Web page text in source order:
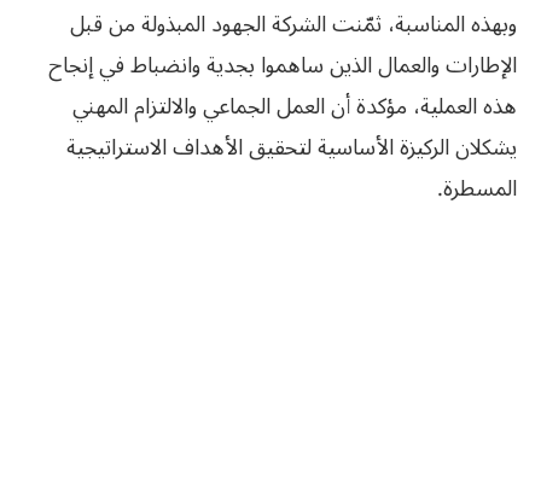
وبهذه المناسبة، ثمّنت الشركة الجهود المبذولة من قبل
الإطارات والعمال الذين ساهموا بجدية وانضباط في إنجاح
هذه العملية، مؤكدة أن العمل الجماعي والالتزام المهني
يشكلان الركيزة الأساسية لتحقيق الأهداف الاستراتيجية
المسطرة.